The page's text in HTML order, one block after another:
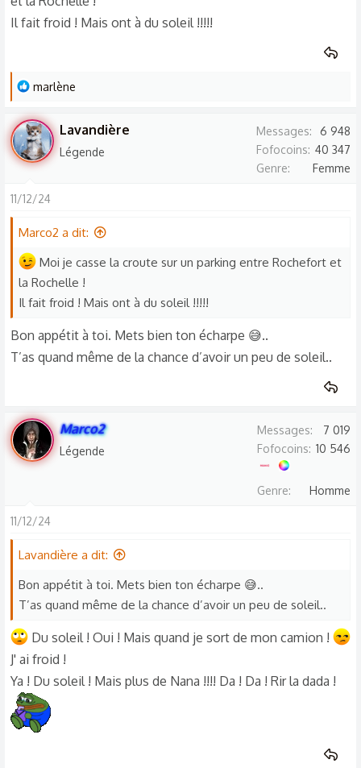
Il fait froid ! Mais ont à du soleil !!!!!
L
s
r
é
c
i
o
n
s
:
marlène
Lavandière
Légende
Messages
6 948
Fofocoins 40 347
Genre
Femme
11/12/24
Marco2 a dit:
Moi je casse la croute sur un parking entre Rochefort et
la Rochelle !
Il fait froid ! Mais ont à du soleil !!!!!
Bon appétit à toi. Mets bien ton écharpe 😅..
T’as quand même de la chance d’avoir un peu de soleil..
Marco2
Légende
Messages
7 019
Fofocoins 10 546
Genre Homme
11/12/24
Lavandière a dit:
Bon appétit à toi. Mets bien ton écharpe 😅..
T’as quand même de la chance d’avoir un peu de soleil..
Du soleil ! Oui ! Mais quand je sort de mon camion !
J' ai froid !
Ya ! Du soleil ! Mais plus de Nana !!!! Da ! Da ! Rir la dada !